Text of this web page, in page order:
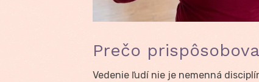
Prečo
Vedenie ľudí nie je nemenná